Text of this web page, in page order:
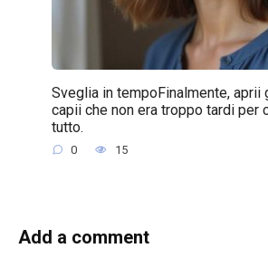
Sveglia in tempoFinalmente, aprii
capii che non era troppo tardi per
tutto.
0 15
Add a comment